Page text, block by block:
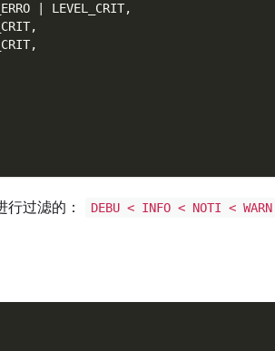
| LEVEL_CRIT,
过滤的：
DEBU < INFO < NOTI <